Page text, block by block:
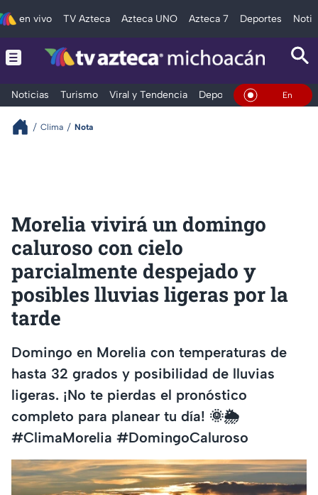
en vivo TV Azteca Azteca UNO Azteca 7 Deportes
Noticias Turismo Viral y Tendencia Deportes Espectáculos
En Vivo
Clima Nota
Morelia vivirá un domingo
caluroso con cielo
parcialmente despejado y
posibles lluvias ligeras por la
tarde
Domingo en Morelia con temperaturas de
hasta 32 grados y posibilidad de lluvias
ligeras. ¡No te pierdas el pronóstico
completo para planear tu día! 🌞🌦️
#ClimaMorelia #DomingoCaluroso